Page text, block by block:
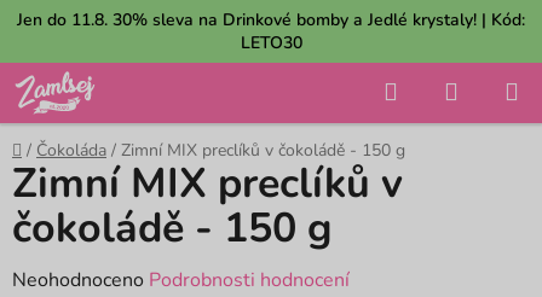
Přejít
obsah
Jen do 11.8. 30% sleva na Drinkové bomby a Jedlé krystaly! | Kód:
LETO30
Hledat
KOŠÍK
Domů
/ Čokoláda / Zimní MIX preclíků v čokoládě - 150 g
Zimní MIX preclíků v
čokoládě - 150 g
Průměrné
Neohodnoceno Podrobnosti hodnocení